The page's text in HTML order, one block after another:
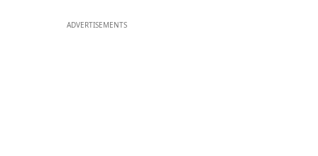
ADVERTISEMENTS